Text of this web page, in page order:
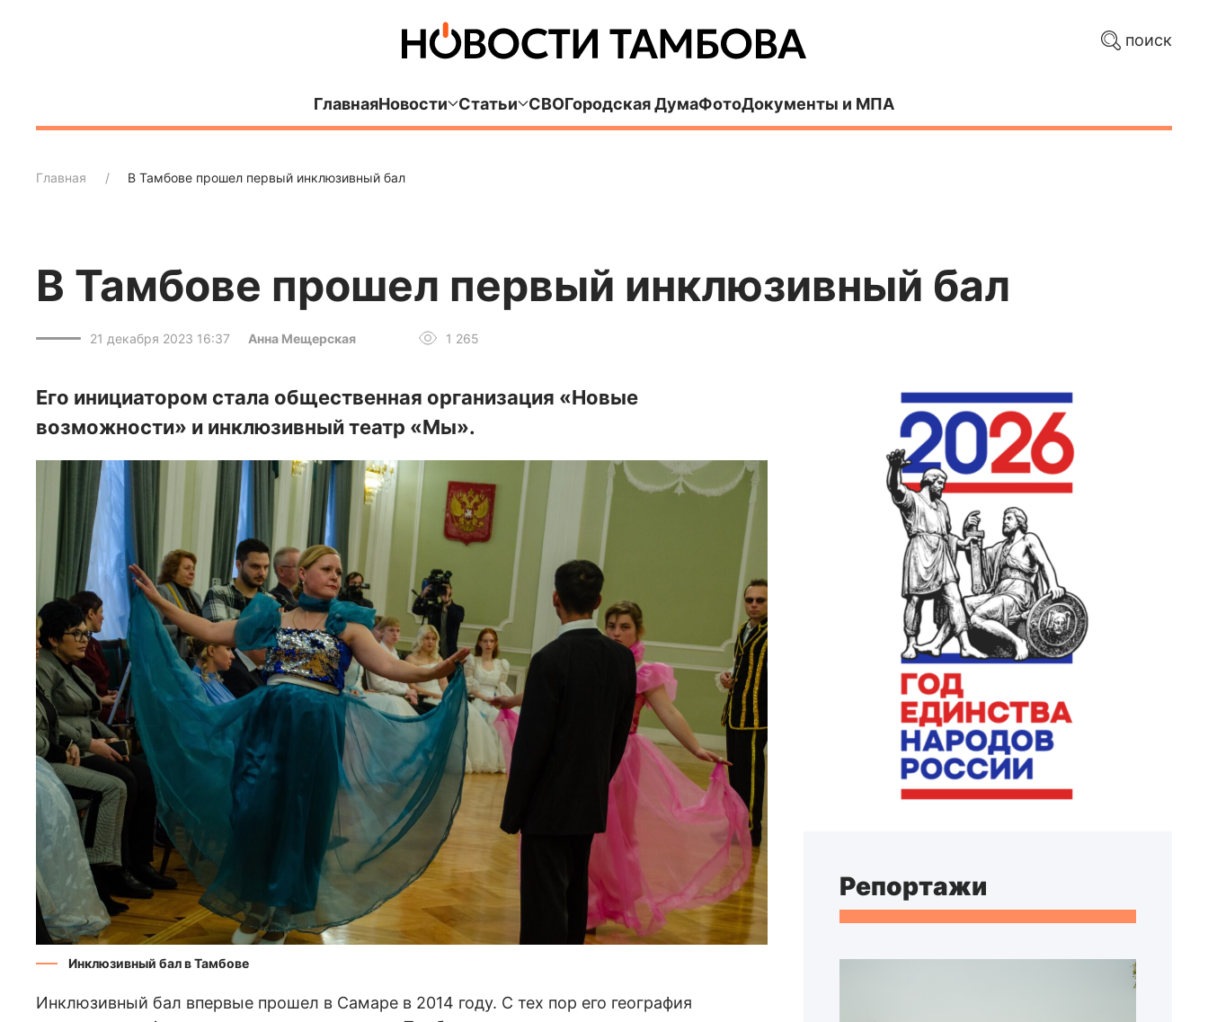
поиск
ГлавнаяНовости Статьи СВОГородская ДумаФотоДокументы и МПА
Главная В Тамбове прошел первый инклюзивный бал
В Тамбове прошел первый инклюзивный бал
21 декабря 2023 16:37 Анна Мещерская 1 265
Его инициатором стала общественная организация «Новые
возможности» и инклюзивный театр «Мы».
Инклюзивный бал в Тамбове
Инклюзивный бал впервые прошел в Самаре в 2014 году. С тех пор его география
Репортажи